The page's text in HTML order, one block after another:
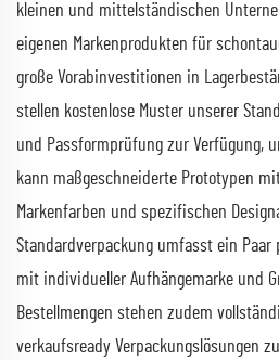
kleinen und mittelständischen
eigenen Markenprodukten für
große Vorabinvestitionen in
stellen kostenlose Muster unserer
und Passformprüfung zur Verfügung,
kann maßgeschneiderte Prototypen
Markenfarben und spezifischen
Standardverpackung umfasst ein Paar
mit individueller Aufhängemarke und
Bestellmengen stehen zudem
verkaufsready Verpackungslösungen